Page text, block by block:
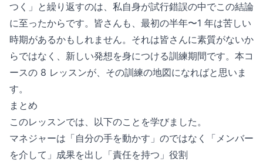
つく」と繰り返すのは、私自身が試行錯誤の中でこの結論
に至ったからです。皆さんも、最初の半年〜1 年は苦しい
時期があるかもしれません。それは皆さんに素質がないか
らではなく、新しい発想を身につける訓練期間です。本コ
ースの 8 レッスンが、その訓練の地図になればと思いま
す。
まとめ
このレッスンでは、以下のことを学びました。
マネジャーは「自分の手を動かす」のではなく「メンバー
を介して」成果を出し「責任を持つ」役割